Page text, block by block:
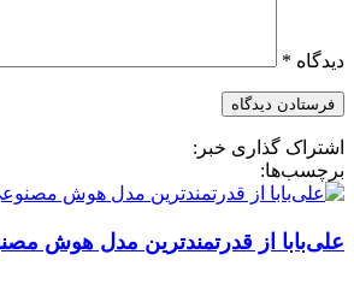
دیدگاه *
اشتراک گذاری خبر:
برچسب‌ها:
علی‌بابا از قدرتمندترین مدل هوش